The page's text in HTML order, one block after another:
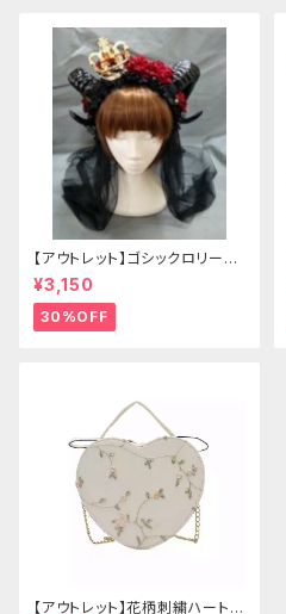
【アウトレット】ゴシックロリータ
ゴールドクラウン＆ホーン(ヴェ
ール付き)
¥3,150
30%OFF
【アウトレット】花柄刺繍ハートバ